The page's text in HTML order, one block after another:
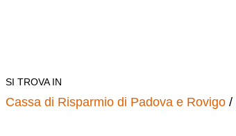
SI TROVA IN
Cassa di Risparmio di Padova e Rovigo /